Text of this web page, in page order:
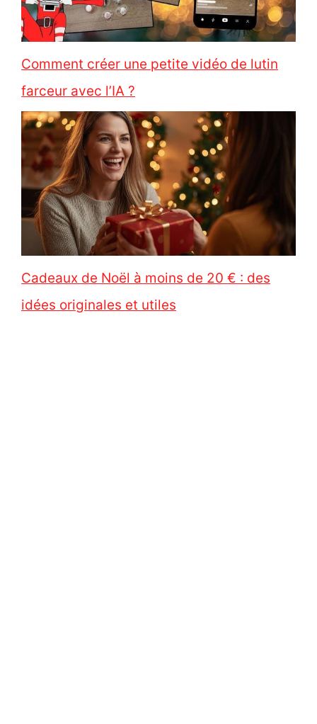
Comment créer une petite vidéo de lutin
farceur avec l’IA ?
Cadeaux de Noël à moins de 20 € : des
idées originales et utiles